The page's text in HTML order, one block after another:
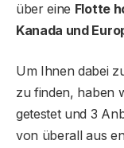
über eine Flotte
Kanada und
Um Ihnen dabei
zu finden, haben
getestet und 3
von überall aus